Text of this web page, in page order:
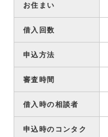
お住まい
借入回数
申込方法
審査時間
借入時の相談者
申込時のコンタク